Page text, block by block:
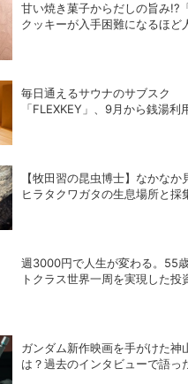
甘い焼き菓子からだしの旨み!?
クッキーが入手困難になるほど
毎日通えるサウナのサブスク
「FLEXKEY」、9月から銭湯利
【牧田習の昆虫博士】なかなか
ヒラタクワガタの生息場所と採
週3000円で人生が変わる。55
トクラス世界一周を実現した投
ガンダム新作映画を手がけた神
は？過去のインタビューで語っ